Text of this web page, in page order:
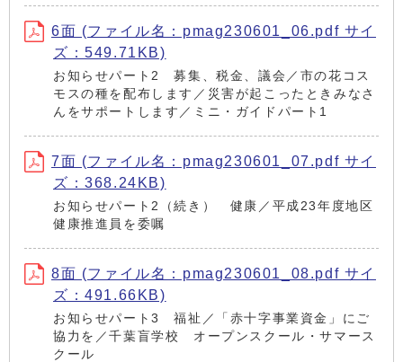
6面 (ファイル名：pmag230601_06.pdf サイ
ズ：549.71KB)
お知らせパート2 募集、税金、議会／市の花コス
モスの種を配布します／災害が起こったときみなさ
んをサポートします／ミニ・ガイドパート1
7面 (ファイル名：pmag230601_07.pdf サイ
ズ：368.24KB)
お知らせパート2（続き） 健康／平成23年度地区
健康推進員を委嘱
8面 (ファイル名：pmag230601_08.pdf サイ
ズ：491.66KB)
お知らせパート3 福祉／「赤十字事業資金」にご
協力を／千葉盲学校 オープンスクール・サマース
クール